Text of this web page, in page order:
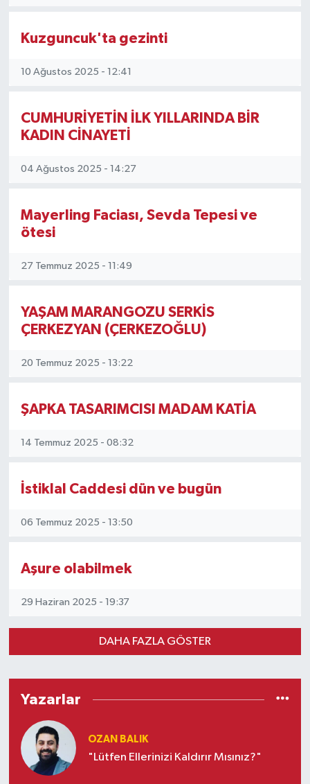
Kuzguncuk'ta gezinti
10 Ağustos 2025 - 12:41
CUMHURİYETİN İLK YILLARINDA BİR
KADIN CİNAYETİ
04 Ağustos 2025 - 14:27
Mayerling Faciası, Sevda Tepesi ve
ötesi
27 Temmuz 2025 - 11:49
YAŞAM MARANGOZU SERKİS
ÇERKEZYAN (ÇERKEZOĞLU)
20 Temmuz 2025 - 13:22
ŞAPKA TASARIMCISI MADAM KATİA
14 Temmuz 2025 - 08:32
İstiklal Caddesi dün ve bugün
06 Temmuz 2025 - 13:50
Aşure olabilmek
29 Haziran 2025 - 19:37
DAHA FAZLA GÖSTER
Yazarlar
OZAN BALIK
"Lütfen Ellerinizi Kaldırır Mısınız?"